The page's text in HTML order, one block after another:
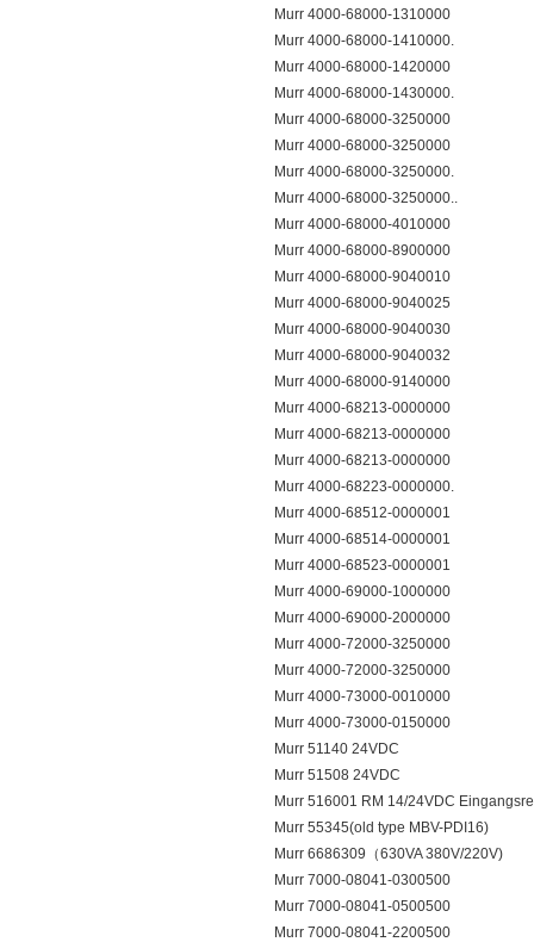
Murr 4000-68000-1310000
Murr 4000-68000-1410000.
Murr 4000-68000-1420000
Murr 4000-68000-1430000.
Murr 4000-68000-3250000
Murr 4000-68000-3250000
Murr 4000-68000-3250000.
Murr 4000-68000-3250000..
Murr 4000-68000-4010000
Murr 4000-68000-8900000
Murr 4000-68000-9040010
Murr 4000-68000-9040025
Murr 4000-68000-9040030
Murr 4000-68000-9040032
Murr 4000-68000-9140000
Murr 4000-68213-0000000
Murr 4000-68213-0000000
Murr 4000-68213-0000000
Murr 4000-68223-0000000.
Murr 4000-68512-0000001
Murr 4000-68514-0000001
Murr 4000-68523-0000001
Murr 4000-69000-1000000
Murr 4000-69000-2000000
Murr 4000-72000-3250000
Murr 4000-72000-3250000
Murr 4000-73000-0010000
Murr 4000-73000-0150000
Murr 51140 24VDC
Murr 51508 24VDC
Murr 516001 RM 14/24VDC
Murr 55345(old type MBV-PDI16)
Murr 6686309（630VA 380V/220V)
Murr 7000-08041-0300500
Murr 7000-08041-0500500
Murr 7000-08041-2200500